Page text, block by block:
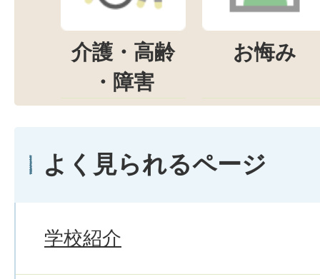
介護・高齢
・障害
お悔み
よく見られるページ
学校紹介